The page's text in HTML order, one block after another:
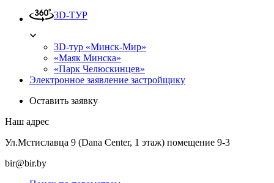
3D-ТУР
3D-тур «Минск-Мир»
«Маяк Минска»
«Парк Челюскинцев»
Электронное заявление застройщику
Оставить заявку
Наш адрес
Ул.Мстиславца 9 (Dana Center, 1 этаж) помещение 9-3
bir@bir.by